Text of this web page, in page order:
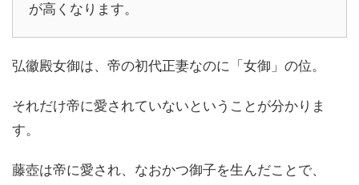
が高くなります。
弘徽殿女御は、帝の初代正妻なのに「女御」の位。
それだけ帝に愛されていないということが分かりま
す。
藤壺は帝に愛され、なおかつ御子を生んだことで、